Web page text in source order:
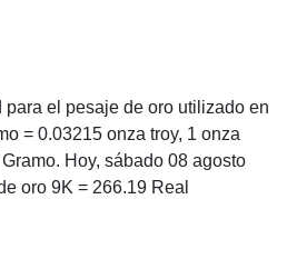
el pesaje de oro utilizado en
= 0.03215 onza troy, 1 onza
Hoy, sábado 08 agosto
oro 9K = 266.19 Real